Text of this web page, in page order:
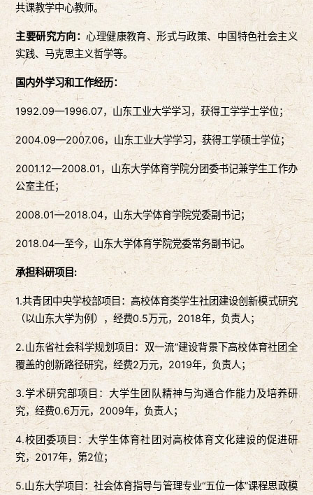
共课教学中心教师。
主要研究方向：心理健康教育、形式与政策、中国特色社会主义
实践、马克思主义哲学等。
国内外学习和工作经历：
1992.09—1996.07，山东工业大学学习，获得工学学士学位；
2004.09—2007.06，山东工业大学学习，获得工学硕士学位；
2001.12—2008.01，山东大学体育学院分团委书记兼学生工作办
公室主任；
2008.01—2018.04，山东大学体育学院党委副书记；
2018.04—至今，山东大学体育学院党委常务副书记。
承担科研项目:
1.共青团中央学校部项目：高校体育类学生社团建设创新模式研究
（以山东大学为例），经费0.5万元，2018年，负责人；
2.山东省社会科学规划项目：双一流”建设背景下高校体育社团全
覆盖的创新路径研究，经费2万元，2019年，负责人；
3.学术研究部项目：大学生团队精神与沟通合作能力及培养研
究，经费0.6万元，2009年，负责人；
4.校团委项目：大学生体育社团对高校体育文化建设的促进研
究，2017年，第2位；
5.山东大学项目：社会体育指导与管理专业“五位一体”课程思政模